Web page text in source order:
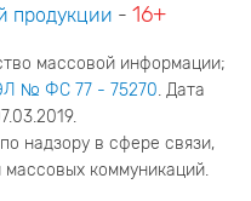
продукции - 16+
массовой информации;
№ ФС 77 - 75270. Дата
надзору в сфере связи,
коммуникаций.